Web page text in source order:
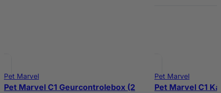
Pet Marvel
Pet Marvel C1 Geurcontrolebox (2
Pet Marvel
Pet Marvel C1